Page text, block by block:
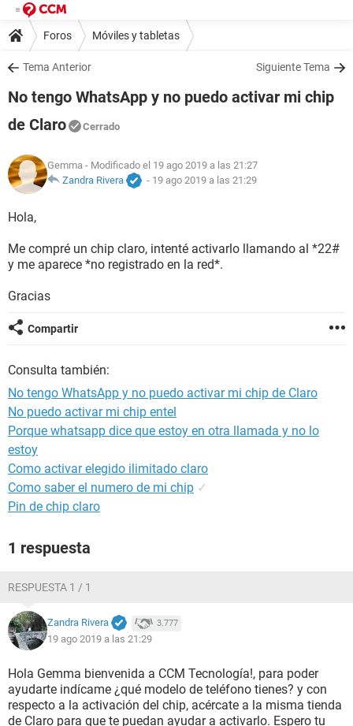
Foros Móviles y tabletas
Tema Anterior Siguiente Tema
No tengo WhatsApp y no puedo activar mi chip
de Claro
Cerrado
Gemma - Modificado el 19 ago 2019 a las 21:27
Zandra Rivera
- 19 ago 2019 a las 21:29
Hola,
Me compré un chip claro, intenté activarlo llamando al *22#
y me aparece *no registrado en la red*.
Gracias
Compartir
Consulta también:
No tengo WhatsApp y no puedo activar mi chip de Claro
No puedo activar mi chip entel
Porque whatsapp dice que estoy en otra llamada y no lo
estoy
Como activar elegido ilimitado claro
Como saber el numero de mi chip ✓
Pin de chip claro
1 respuesta
RESPUESTA 1 / 1
Zandra Rivera 3.777
19 ago 2019 a las 21:29
Hola Gemma bienvenida a CCM Tecnología!, para poder
ayudarte indícame ¿qué modelo de teléfono tienes? y con
respecto a la activación del chip, acércate a la misma tienda
de Claro para que te puedan ayudar a activarlo. Espero tu